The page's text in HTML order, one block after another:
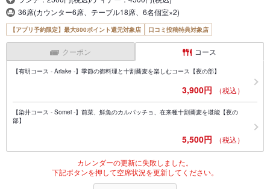
36席(カウンター6席、テーブル18席、6名個室×2)
【アプリ予約限定】最大800ポイント還元対象店 口コミ投稿特典対象店
クーポン コース
【有明コース - Ariake -】季節の御料理と十割蕎麦を楽しむコース【夜の部】
3,900円 （税込）
【染井コース - Somei -】前菜、鮮魚のカルパッチョ、在来種十割蕎麦を堪能【夜の
部】
5,500円 （税込）
カレンダーの更新に失敗しました。
下記ボタンを押して空席状況を更新してください。